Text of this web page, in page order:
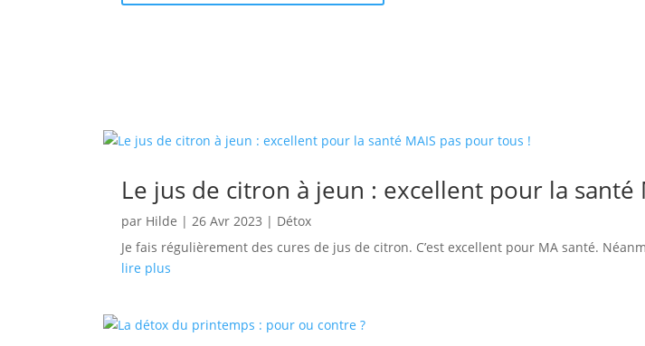
Le jus de citron à jeun : excellent pour la santé
par Hilde | 26 Avr 2023 | Détox
Je fais régulièrement des cures de jus de citron. C’est excellent pour MA santé.
lire plus